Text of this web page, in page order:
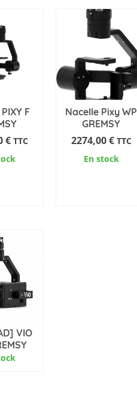
F
€ TTC
Nacelle Pixy WP
GREMSY
2274,00€ TTC
En stock
VIO